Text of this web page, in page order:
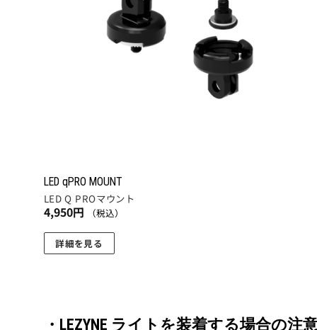
LED qPRO MOUNT
LED Q PROマウント
4,950円 （税込）
詳細を見る
・LEZYNE ライトを装着する場合の注